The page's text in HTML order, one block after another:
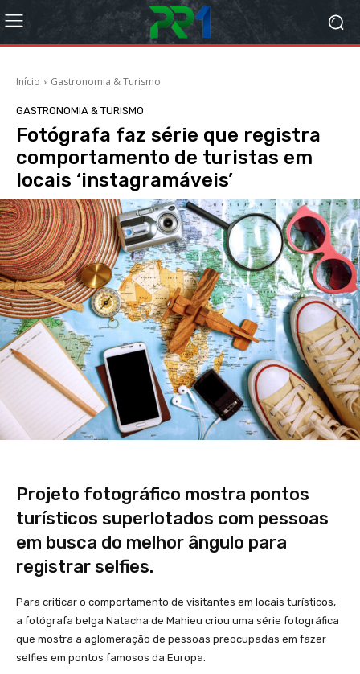
Início Gastronomia & Turismo
GASTRONOMIA & TURISMO
Fotógrafa faz série que registra
comportamento de turistas em
locais ‘instagramáveis’
Projeto fotográfico mostra pontos
turísticos superlotados com pessoas
em busca do melhor ângulo para
registrar selfies.
Para criticar o comportamento de visitantes em locais turísticos,
a fotógrafa belga Natacha de Mahieu criou uma série fotográfica
que mostra a aglomeração de pessoas preocupadas em fazer
selfies em pontos famosos da Europa